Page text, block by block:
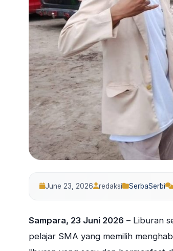
June 23, 2026 redaksi SerbaSerbi
Sampara, 23 Juni 2026 – Liburan
pelajar SMA yang memilih